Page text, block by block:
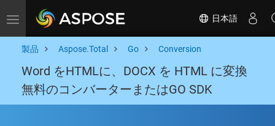
Toggle navigation 日本語
製品 Aspose.Total Go Conversion
Word をHTMLに、DOCX を HTML に変換
無料のコンバーターまたはGO SDK